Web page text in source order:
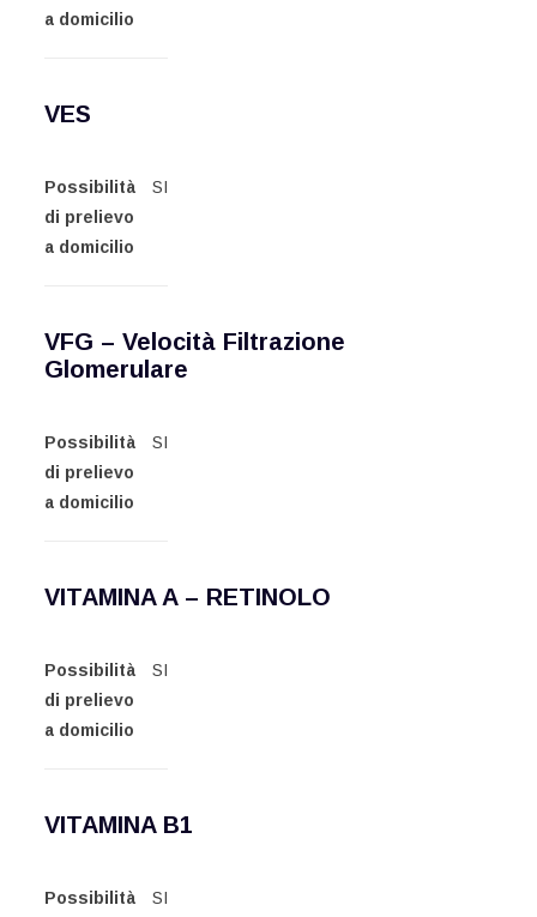
a domicilio
VES
Possibilità
di prelievo
a domicilio
SI
VFG – Velocità Filtrazione
Glomerulare
Possibilità
di prelievo
a domicilio
SI
VITAMINA A – RETINOLO
Possibilità
di prelievo
a domicilio
SI
VITAMINA B1
Possibilità
SI